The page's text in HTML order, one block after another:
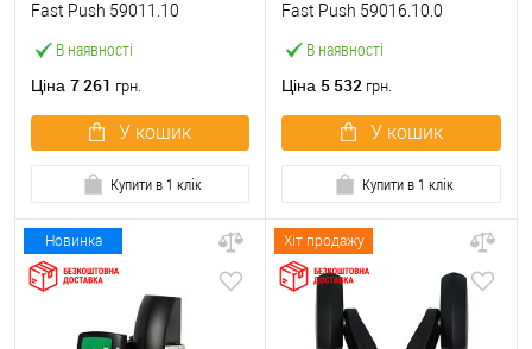
В наявності
Fast Push 59011.10
штанги
Ціна 7 261 грн.
У кошик
Купити в 1 клік
В наявності
Fast Push 59016.10.0
штанги
Ціна 5 532 грн.
У кошик
Купити в 1 клік
Новинка Хіт продажу